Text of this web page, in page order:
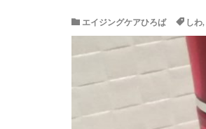
エイジングケアひろば しわ,